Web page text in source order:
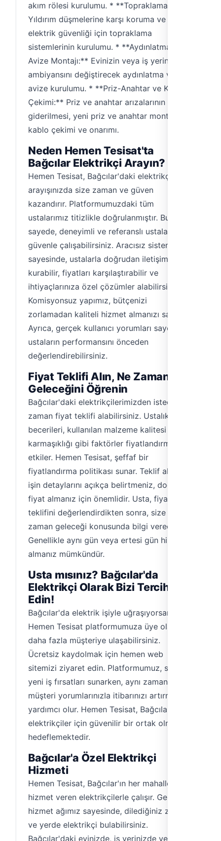
akım rölesi kurulumu. * **Topraklama:**
Yıldırım düşmelerine karşı koruma ve
elektrik güvenliği için topraklama
sistemlerinin kurulumu. * **Aydınlatma ve
Avize Montajı:** Evinizin veya iş yerinizin
ambiyansını değiştirecek aydınlatma ve
avize kurulumu. * **Priz-Anahtar ve Kablo
Çekimi:** Priz ve anahtar arızalarının
giderilmesi, yeni priz ve anahtar montajı,
kablo çekimi ve onarımı.
Neden Hemen Tesisat'ta
Bağcılar Elektrikçi Arayın?
Hemen Tesisat, Bağcılar'daki elektrikçi
arayışınızda size zaman ve güven
kazandırır. Platformumuzdaki tüm
ustalarımız titizlikle doğrulanmıştır. Bu
sayede, deneyimli ve referanslı ustalarla
güvenle çalışabilirsiniz. Aracısız sistemimiz
sayesinde, ustalarla doğrudan iletişim
kurabilir, fiyatları karşılaştırabilir ve
ihtiyaçlarınıza özel çözümler alabilirsiniz.
Komisyonsuz yapımız, bütçenizi
zorlamadan kaliteli hizmet almanızı sağlar.
Ayrıca, gerçek kullanıcı yorumları sayesinde,
ustaların performansını önceden
değerlendirebilirsiniz.
Fiyat Teklifi Alın, Ne Zaman
Geleceğini Öğrenin
Bağcılar'daki elektrikçilerimizden istediğiniz
zaman fiyat teklifi alabilirsiniz. Ustalık
becerileri, kullanılan malzeme kalitesi ve işin
karmaşıklığı gibi faktörler fiyatlandırmayı
etkiler. Hemen Tesisat, şeffaf bir
fiyatlandırma politikası sunar. Teklif alırken,
işin detaylarını açıkça belirtmeniz, doğru bir
fiyat almanız için önemlidir. Usta, fiyat
teklifini değerlendirdikten sonra, size ne
zaman geleceği konusunda bilgi verecektir.
Genellikle aynı gün veya ertesi gün hizmet
almanız mümkündür.
Usta mısınız? Bağcılar'da
Elektrikçi Olarak Bizi Tercih
Edin!
Bağcılar'da elektrik işiyle uğraşıyorsanız,
Hemen Tesisat platformumuza üye olarak
daha fazla müşteriye ulaşabilirsiniz.
Ücretsiz kaydolmak için hemen web
sitemizi ziyaret edin. Platformumuz, size
yeni iş fırsatları sunarken, aynı zamanda
müşteri yorumlarınızla itibarınızı artırmanıza
yardımcı olur. Hemen Tesisat, Bağcılar'daki
elektrikçiler için güvenilir bir ortak olmayı
hedeflemektedir.
Bağcılar'a Özel Elektrikçi
Hizmeti
Hemen Tesisat, Bağcılar'ın her mahallesine
hizmet veren elektrikçilerle çalışır. Geniş
hizmet ağımız sayesinde, dilediğiniz zaman
ve yerde elektrikçi bulabilirsiniz.
Bağcılar'daki evinizde, iş yerinizde veya